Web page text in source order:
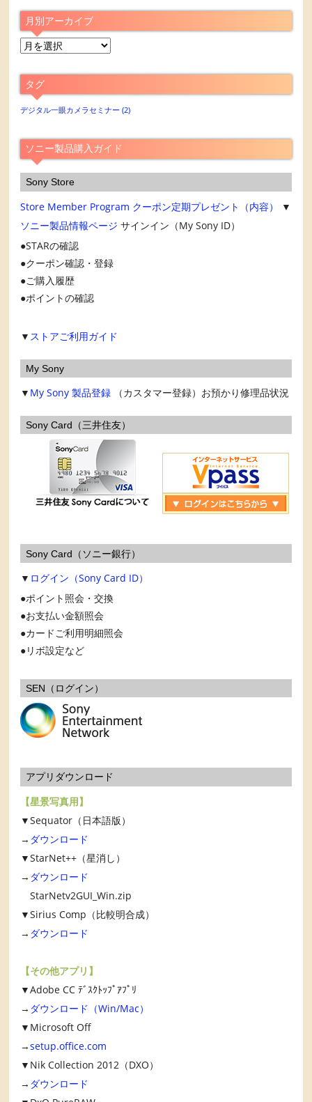
月別アーカイブ
月
ア
ー
カ
ブ
タグ
デジタル一眼カメラセミナー (2)
ソニー製品購入ガイド
Sony Store
Store Member Program クーポン定期プレゼント（内容）
▼
ソニー製品情報ページ サインイン（My Sony ID）
STARの確認
クーポン確認・登録
ご購入履歴
ポイントの確認
▼ ストアご利用ガイド
My Sony
▼ My Sony 製品登録 （カスタマー登録）お預かり修理品状況
Sony Card（三井住友）
Sony Card（ソニー銀行）
▼ ログイン（Sony Card ID）
ポイント照会・交換
お支払い金額照会
カードご利用明細照会
リボ設定など
SEN（ログイン）
アプリダウンロード
【星景写真用】
▼Sequator（日本語版）
→ ダウンロード
▼StarNet++（星消し）
→ ダウンロード
StarNetv2GUI_Win.zip
▼Sirius Comp（比較明合成）
→ ダウンロード
【その他アプリ】
▼Adobe CC ﾃﾞｽｸﾄｯﾌﾟｱﾌﾟﾘ
→ ダウンロード（Win/Mac）
▼Microsoft Off
→setup.office.com
▼Nik Collection 2012（DXO）
→ ダウンロード